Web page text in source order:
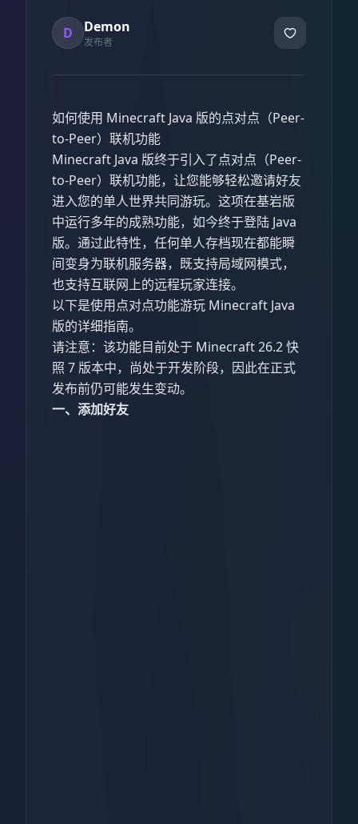
D Demon
发布者
如何使用 Minecraft Java 版的点对点（Peer-
to-Peer）联机功能
Minecraft Java 版终于引入了点对点（Peer-
to-Peer）联机功能，让您能够轻松邀请好友
进入您的单人世界共同游玩。这项在基岩版
中运行多年的成熟功能，如今终于登陆 Java
版。通过此特性，任何单人存档现在都能瞬
间变身为联机服务器，既支持局域网模式，
也支持互联网上的远程玩家连接。
以下是使用点对点功能游玩 Minecraft Java
版的详细指南。
请注意：该功能目前处于 Minecraft 26.2 快
照 7 版本中，尚处于开发阶段，因此在正式
发布前仍可能发生变动。
一、添加好友